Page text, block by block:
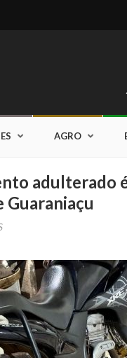
AGRO
adulterado